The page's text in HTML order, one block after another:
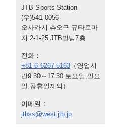
JTB Sports Station
(우)541-0056
오사카시 츄오구 규타로마
치 2-1-25 JTB빌딩7층
전화：
+81-6-6267-5163 （영업시
간9:30～17:30 토요일,일요
일,공휴일제외）
이메일：
jtbss@west.jtb.jp